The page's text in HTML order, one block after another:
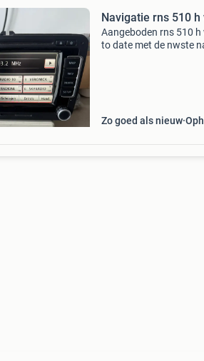
Navigatie rns 510 h
Aangeboden rns 510 h
to date met de nwste
Zo goed als nieuw